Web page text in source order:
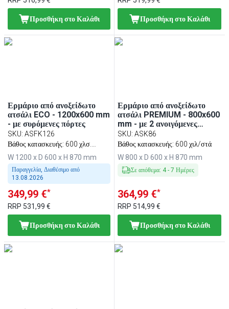
Προσθήκη στο Καλάθι Προσθήκη στο Καλάθι
Ερμάριο από ανοξείδωτο
ατσάλι ECO - 1200x600 mm
- με συρόμενες πόρτες
SKU: ASFK126
Βάθος κατασκευής: 600 χλσ.
Παραδίδεται αποσυναρμολογημένο
W 1200 x D 600 x H 870 mm
Παραγγελία, Διαθέσιμο από
13.08.2026
349,99 €*
RRP 531,99 €
Προσθήκη στο Καλάθι
Ερμάριο από ανοξείδωτο
ατσάλι PREMIUM - 800x600
mm - με 2 ανοιγόμενες
πόρτες
SKU:ASK86
Βάθος κατασκευής: 600 χιλ/στά
W 800 x D 600 x H 870 mm
Σε απόθεμα: 4-7 Ημέρες
364,99 €*
RRP 514,99 €
Προσθήκη στο Καλάθι